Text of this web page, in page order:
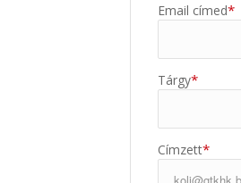
Email címed*
Tárgy*
Címzett*